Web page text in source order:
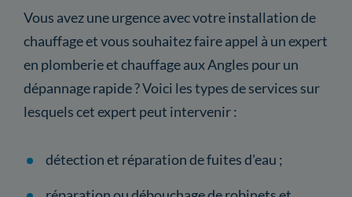
Vous avez une urgence avec votre installation de
chauffage et vous souhaitez faire appel à un expert
en plomberie et chauffage aux Angles pour un
dépannage rapide ? Voici les types de services sur
lesquels cet expert peut intervenir :
détection et réparation de fuites d'eau ;